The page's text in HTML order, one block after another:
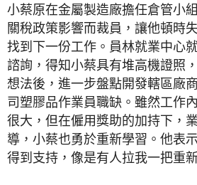
小蔡原在金屬製造廠擔任倉管小
關稅政策影響而裁員，讓他頓時
找到下一份工作。員林就業中心
諮詢，得知小蔡具有堆高機證照
想法後，進一步盤點開發轄區廠
司塑膠品作業員職缺。雖然工作
很大，但在僱用獎助的加持下，
導，小蔡也勇於重新學習。他表
得到支持，像是有人拉我一把重新